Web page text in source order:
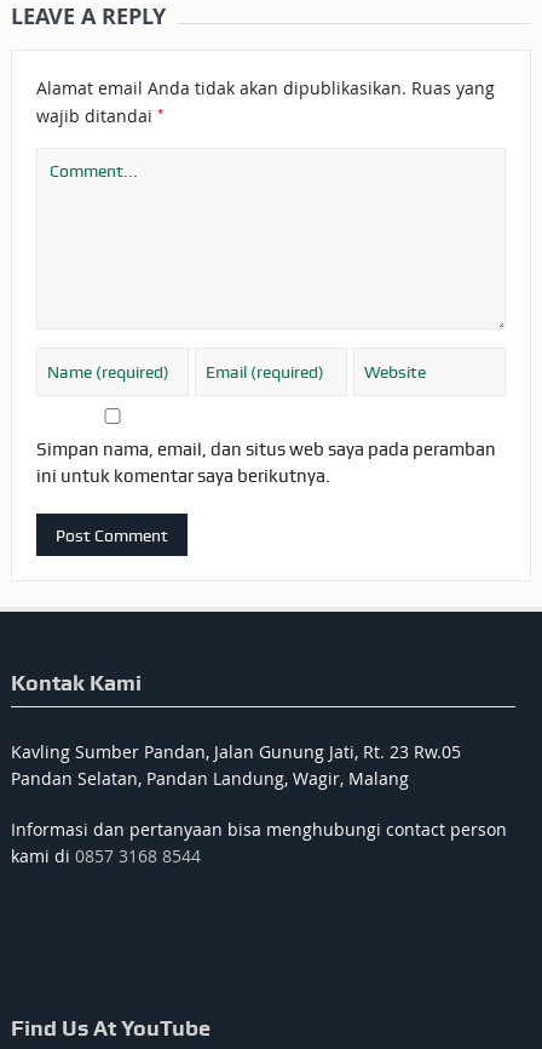
LEAVE A REPLY
Alamat email Anda tidak akan dipublikasikan. Ruas yang
wajib ditandai *
Simpan nama, email, dan situs web saya pada peramban
ini untuk komentar saya berikutnya.
Kontak Kami
Kavling Sumber Pandan, Jalan Gunung Jati, Rt. 23 Rw.05
Pandan Selatan, Pandan Landung, Wagir, Malang
Informasi dan pertanyaan bisa menghubungi contact person
kami di 0857 3168 8544
Find Us At YouTube